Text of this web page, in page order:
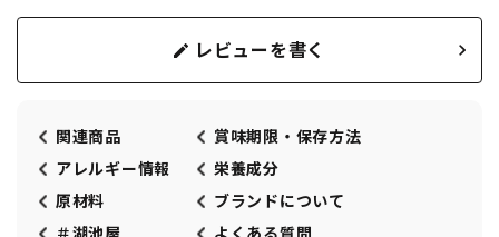
レビューを書く
関連商品
賞味期限・保存方法
アレルギー情報
栄養成分
原材料
ブランドについて